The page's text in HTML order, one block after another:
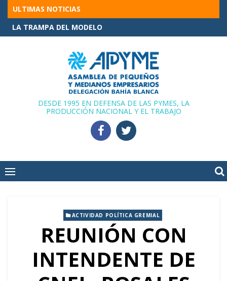
Skip
to
content
ULTIMAS NOTICIAS
LA TRAMPA DEL MODELO
DESDE 1995 EN DEFENSA DE LAS PYMES, LA
PRODUCCIÓN NACIONAL Y EL TRABAJO
ACTIVIDAD POLÍTICA GREMIAL
REUNIÓN CON
INTENDENTE DE